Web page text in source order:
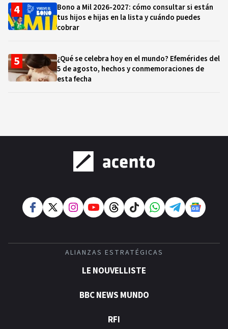
Bono a Mil 2026-2027: cómo consultar si están
tus hijos e hijas en la lista y cuándo puedes
cobrar
¿Qué se celebra hoy en el mundo? Efemérides del
5 de agosto, hechos y conmemoraciones de
esta fecha
ALIANZAS ESTRATÉGICAS
LE NOUVELLISTE
BBC NEWS MUNDO
RFI